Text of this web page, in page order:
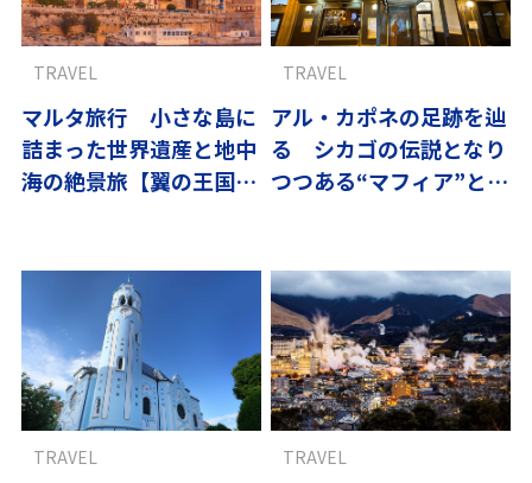
マルタ旅行 小さな島に
詰まった世界遺産と地中
海の絶景旅【翼の王国厳
TRAVEL
アル・カポネの足跡を辿
る シカゴの伝説となり
つつある“マフィア”と名
TRAVEL
TRAVEL TRAVEL